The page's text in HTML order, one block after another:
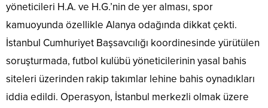
yöneticileri H.A. ve H.G.’nin de yer alması, spor
kamuoyunda özellikle Alanya odağında dikkat çekti.
İstanbul Cumhuriyet Başsavcılığı koordinesinde yürütülen
soruşturmada, futbol kulübü yöneticilerinin yasal bahis
siteleri üzerinden rakip takımlar lehine bahis oynadıkları
iddia edildi. Operasyon, İstanbul merkezli olmak üzere